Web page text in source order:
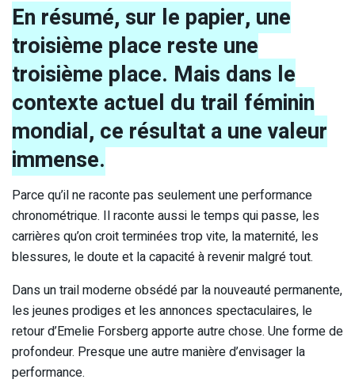
En résumé, sur le papier, une
troisième place reste une
troisième place. Mais dans le
contexte actuel du trail féminin
mondial, ce résultat a une valeur
immense.
Parce qu’il ne raconte pas seulement une performance
chronométrique. Il raconte aussi le temps qui passe, les
carrières qu’on croit terminées trop vite, la maternité, les
blessures, le doute et la capacité à revenir malgré tout.
Dans un trail moderne obsédé par la nouveauté permanente,
les jeunes prodiges et les annonces spectaculaires, le
retour d’Emelie Forsberg apporte autre chose. Une forme de
profondeur. Presque une autre manière d’envisager la
performance.